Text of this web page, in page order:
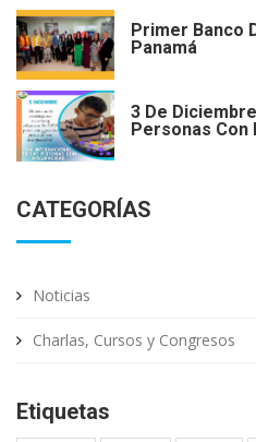
Primer Banco
Panamá
3 De
Personas Con
CATEGORÍAS
Noticias
Charlas, Cursos y Congresos
Etiquetas